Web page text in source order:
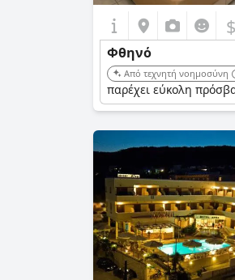
$
Φθηνό
Από τεχνητή νοημοσύνη
παρέχει εύκολη